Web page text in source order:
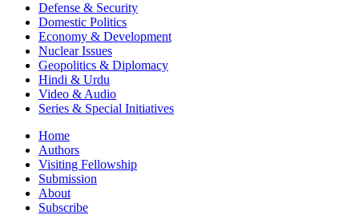
Defense & Security
Domestic Politics
Economy & Development
Nuclear Issues
Geopolitics & Diplomacy
Hindi & Urdu
Video & Audio
Series & Special Initiatives
Home
Authors
Visiting Fellowship
Submission
About
Subscribe